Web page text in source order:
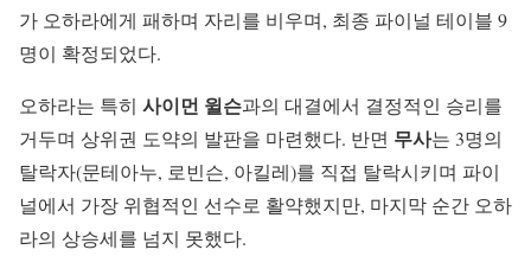
가 오하라에게 패하며 자리를 비우며, 최종 파이널 테이블 9
명이 확정되었다.
오하라는 특히 사이먼 윌슨과의 대결에서 결정적인 승리를
거두며 상위권 도약의 발판을 마련했다. 반면 무사는 3명의
탈락자(문테아누, 로빈슨, 아킬레)를 직접 탈락시키며 파이
널에서 가장 위협적인 선수로 활약했지만, 마지막 순간 오하
라의 상승세를 넘지 못했다.